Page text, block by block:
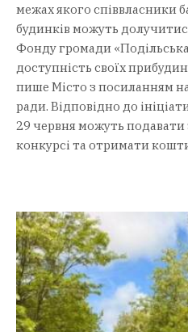
межах якого співвласники
будинків можуть
Фонду громади
доступність своїх
пише Місто з посиланням
ради. Відповідно до
29 червня можуть подавати
конкурсі та отримати